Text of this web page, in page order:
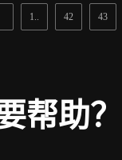
1.. 42 43
帮助？